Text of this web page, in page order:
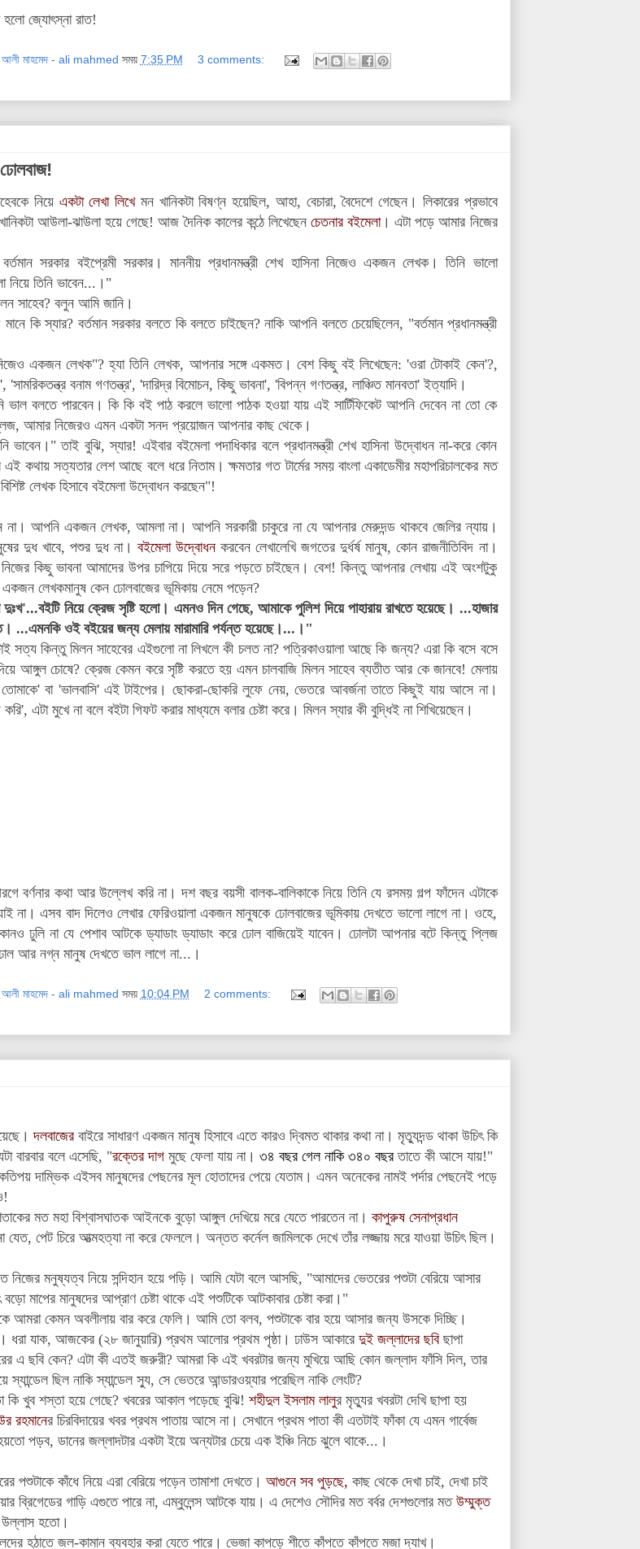
হলো জ্যোৎস্না রাত!
আলী মাহমেদ - ali mahmed সময় 7:35 PM
3 comments:
নিয়ে একটা লেখা লিখেমন খানিকটা বিষণ্ন হয়েছিল, আহা, বেচারা, বৈদেশে গেছেন। লিকারের প্রভাবে
খানিকটা আউলা-ঝাউলা হয়ে গেছে! আজদৈনিক কালের কন্ঠে লিখেছেন চেতনার বইমেলা। এটা পড়ে আমার নিজের
সরকার বইপ্রেমী সরকার। মাননীয় প্রধানমন্ত্রী শেখ হাসিনা নিজেও একজন লেখক। তিনি ভালো
নিয়ে তিনি ভাবেন...।"
সাহেব? বলুন আমি জানি।
কি স্যার? বর্তমান সরকার বলতে কি বলতে চাইছেন? নাকি আপনি বলতে চেয়েছিলেন, "বর্তমান প্রধানমন্ত্রী
নিজেও একজন লেখক"? হ্যা তিনি লেখক, আপনার সঙ্গে একমত। বেশ কিছু বই লিখেছেন: 'ওরা টোকাই কেন'?,
বনাম গণতন্ত্র', 'দারিদ্র বিমোচন, কিছু ভাবনা', 'বিপন্ন গণতন্ত্র, লাঞ্চিত মানবতা' ইত্যাদি।
বলতে পারবেন। কি কি বই পাঠ করলে ভালো পাঠক হওয়া যায় এই সার্টিফিকেট আপনি দেবেন না তো কে
প্লিজ, আমার নিজেরও এমন একটা সনদ প্রয়োজন আপনার কাছ থেকে।
ভাবেন।" তাই বুঝি, স্যার! এইবার বইমেলা পদাধিকার বলে প্রধানমন্ত্রী শেখ হাসিনা উদ্বোধন না-করে কোন
কথায় সত্যতার লেশ আছে বলে ধরে নিতাম। ক্ষমতার গত টার্মের সময় বাংলা একাডেমীর মহাপরিচালকের মত
লেখক হিসাবে বইমেলা উদ্বোধন করছেন"!
না। আপনি একজন লেখক, আমলা না। আপনি সরকারী চাকুরে না যে আপনার মেরুদন্ড থাকবে জেলির ন্যায়।
দুধ খাবে, পশুর দুধ না।বইমেলা উদ্বোধন করবেন লেখালেখি জগতের দুর্ধর্ষ মানুষ, কোন রাজনীতিবিদ না।
কিছু ভাবনা আমাদের উপর চাপিয়ে দিয়ে সরে পড়তে চাইছেন। বেশ! কিন্তু আপনার লেখায় এই অংশটুকু
লেখকমানুষ কেন ঢোলবাজের ভূমিকায় নেমে পড়েন?
নিয়ে ক্রেজ সৃষ্টি হলো। এমনও দিন গেছে, আমাকে পুলিশ দিয়ে পাহারায় রাখতে হয়েছে। ...হাজার
...এমনকি ওই বইয়ের জন্য মেলায় মারামারি পর্যন্ত হয়েছে।...।"
সত্য কিন্তু মিলন সাহেবের এইগুলো না লিখলে কী চলত না? পত্রিকাওয়ালা আছে কি জন্য? এরা কি বসে বসে
আঙ্গুল চোষে? ক্রেজ কেমন করে সৃষ্টি করতে হয় এমন চালবাজি মিলন সাহেব ব্যতীত আর কে জানবে! মেলায়
বা 'ভালবাসি' এই টাইপের। ছোকরা-ছোকরি লুফে নেয়, ভেতরে আবর্জনা তাতে কিছুই যায় আসে না।
এটা মুখে না বলে বইটা গিফট করার মাধ্যমে বলার চেষ্টা করে। মিলন স্যার কী বুদ্ধিই না শিখিয়েছেন।
বর্ণনার কথা আর উল্লেখ করি না। দশ বছর বয়সী বালক-বালিকাকে নিয়ে তিনি যে রসময় গল্প ফাঁদেন এটাকে
না। এসব বাদ দিলেও লেখার ফেরিওয়ালা একজন মানুষকে ঢোলবাজের ভূমিকায় দেখতে ভালো লাগে না। ওহে,
ঢুলি না যে পেশাব আটকে ড্যাডাং ড্যাডাং করে ঢোল বাজিয়েই যাবেন। ঢোলটা আপনার বটে কিন্তু প্লিজ
আর নগ্ন মানুষ দেখতে ভাল লাগে না...।
আলী মাহমেদ - ali mahmed সময় 10:04 PM
2 comments:
দলবাজেরবাইরে সাধারণ একজন মানুষ হিসাবে এতে কারও দ্বিমত থাকার কথা না। মৃত্যুদন্ড থাকা উচিৎ কি
বারবার বলে এসেছি, "রক্তের দাগমুছে ফেলা যায় না। ৩৪ বছর গেল নাকি ৩৪০ বছরতাতে কী আসে যায়!"
দাম্ভিক এইসব মানুষদের পেছনের মূল হোতাদের পেয়ে যেতাম। এমন অনেকের নামই পর্দার পেছনেই পড়ে
মত মহা বিশ্বাসঘাতক আইনকে বুড়ো আঙ্গুল দেখিয়ে মরে যেতে পারতেন না। কাপুরুষ সেনাপ্রধান
পেট চিরে আত্মহত্যা না করে ফেললে। অন্তত কর্নেল জামিলকে দেখে তাঁর লজ্জায় মরে যাওয়া উচিৎ ছিল।
নিজের মনুষ্যত্ব নিয়ে সন্দিহান হয়ে পড়ি। আমি যেটা বলে আসছি, "আমাদের ভেতরের পশুটা বেরিয়ে আসার
মাপের মানুষদের আপ্রাণ চেষ্টা থাকে এই পশুটিকে আটকাবার চেষ্টা করা।"
আমরা কেমন অবলীলায় বার করে ফেলি। আমি তো বলব, পশুটাকে বার হয়ে আসার জন্য উসকে দিচ্ছি।
ধরা যাক, আজকের (২৮ জানুয়ারি) প্রথম আলোর প্রথম পৃষ্ঠা। ঢাউস আকারে দুই জল্লাদের ছবিছাপা
এ ছবি কেন? এটা কী এতই জরুরী? আমরা কি এই খবরটার জন্য মুখিয়ে আছি কোন জল্লাদ ফাঁসি দিল, তার
স্যান্ডেল ছিল নাকি স্যান্ডেল স্যু, সে ভেতরে আন্ডারওয়্যার পরেছিল নাকি লেংটি?
খুব শস্তা হয়ে গেছে? খবরের আকাল পড়েছে বুঝি! শহীদুল ইসলাম লালুর মৃত্যুর খবরটা দেখি ছাপা হয়
রহমানের চিরবিদায়ের খবর প্রথম পাতায় আসে না। সেখানে প্রথম পাতা কী এতটাই ফাঁকা যে এমন গার্বেজ
পড়ব, ডানের জল্লাদটার একটা ইয়ে অন্যটার চেয়ে এক ইঞ্চি নিচে ঝুলে থাকে...।
কাঁধে নিয়ে এরা বেরিয়ে পড়েন তামাশা দেখতে। আগুনে সব পুড়ছে, কাছ থেকে দেখা চাই, দেখা চাই
ব্রিগেডের গাড়ি এগুতে পারে না, এম্বুলেন্স আটকে যায়। এ দেশেও সৌদির মত বর্বর দেশগুলোর মত উম্মুক্ত
হতো।
হঠাতে জল-কামান ব্যবহার করা যেতে পারে। ভেজা কাপড়ে শীতে কাঁপতে কাঁপতে মজা দ্যাখ।